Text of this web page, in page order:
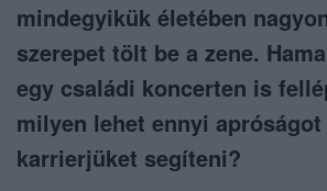
mindegyikük életében
szerepet tölt be a zene.
egy családi koncerten is
milyen lehet ennyi apróságot
karrierjüket segíteni?